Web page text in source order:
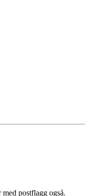
postflagg også.